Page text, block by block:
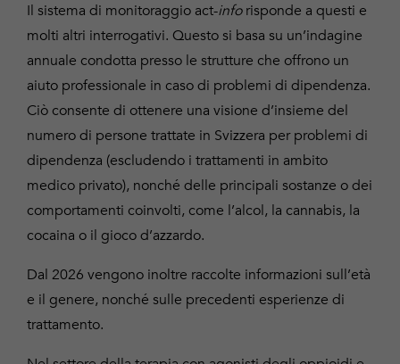
Il sistema di monitoraggio act-inforisponde a questi e
molti altri interrogativi. Questo si basa su un’indagine
annuale condotta presso le strutture che offrono un
aiuto professionale in caso di problemi di dipendenza.
Ciò consente di ottenere una visione d’insieme del
numero di persone trattate in Svizzera per problemi di
dipendenza (escludendo i trattamenti in ambito
medico privato), nonché delle principali sostanze o dei
comportamenti coinvolti, come l’alcol, la cannabis, la
cocaina o il gioco d’azzardo.
Dal 2026 vengono inoltre raccolte informazioni sull’età
e il genere, nonché sulle precedenti esperienze di
trattamento.